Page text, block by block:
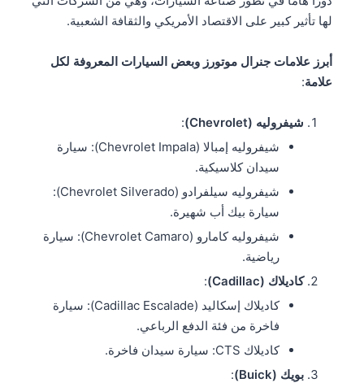
لها تأثير كبير على الاقتصاد الأمريكي والثقافة الشعبية.
أبرز علامات جنرال موتورز وبعض السيارات المعروفة لكل
علامة:
شيفروليه (Chevrolet)
:
شيفروليه إمبالا (Chevrolet Impala): سيارة
سيدان كلاسيكية.
شيفروليه سيلفرادو (Chevrolet Silverado):
سيارة بيك أب شهيرة.
شيفروليه كامارو (Chevrolet Camaro): سيارة
رياضية.
كاديلاك (Cadillac)
:
كاديلاك إسكاليد (Cadillac Escalade): سيارة
فاخرة من فئة الدفع الرباعي.
كاديلاك CTS: سيارة سيدان فاخرة.
بويك (Buick)
: